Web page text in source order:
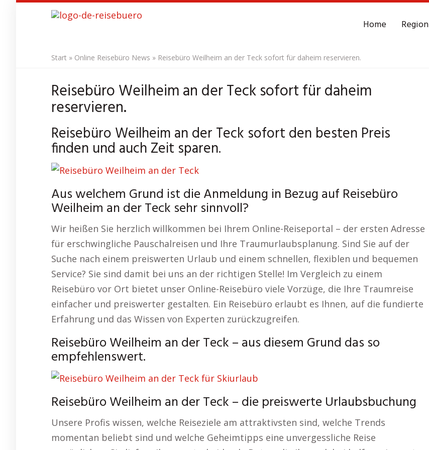
Home Region
Start » Online Reisebüro News » Reisebüro Weilheim an der Teck sofort für daheim reservieren.
Reisebüro Weilheim an der Teck sofort für daheim
reservieren.
Reisebüro Weilheim an der Teck sofort den besten Preis
finden und auch Zeit sparen.
Aus welchem Grund ist die Anmeldung in Bezug auf Reisebüro
Weilheim an der Teck sehr sinnvoll?
Wir heißen Sie herzlich willkommen bei Ihrem Online-Reiseportal – der ersten Adresse
für erschwingliche Pauschalreisen und Ihre Traumurlaubsplanung. Sind Sie auf der
Suche nach einem preiswerten Urlaub und einem schnellen, flexiblen und bequemen
Service? Sie sind damit bei uns an der richtigen Stelle! Im Vergleich zu einem
Reisebüro vor Ort bietet unser Online-Reisebüro viele Vorzüge, die Ihre Traumreise
einfacher und preiswerter gestalten. Ein Reisebüro erlaubt es Ihnen, auf die fundierte
Erfahrung und das Wissen von Experten zurückzugreifen.
Reisebüro Weilheim an der Teck – aus diesem Grund das so
empfehlenswert.
Reisebüro Weilheim an der Teck – die preiswerte Urlaubsbuchung
Unsere Profis wissen, welche Reiseziele am attraktivsten sind, welche Trends
momentan beliebt sind und welche Geheimtipps eine unvergessliche Reise